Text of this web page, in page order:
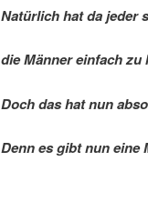
Natürlich hat da jeder
die Männer einfach
Doch das hat nun
Denn es gibt nun eine